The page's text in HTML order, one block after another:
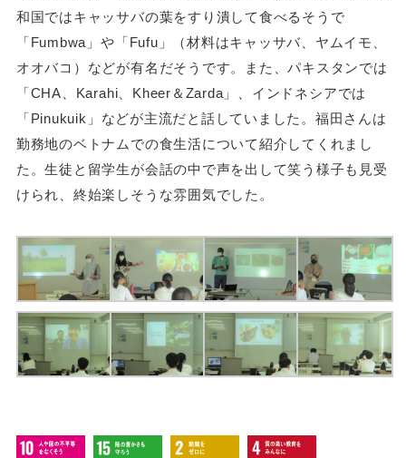
和国ではキャッサバの葉をすり潰して食べるそうで
「Fumbwa」や「Fufu」（材料はキャッサバ、ヤムイモ、
オオバコ）などが有名だそうです。また、パキスタンでは
「CHA、Karahi、Kheer＆Zarda」、インドネシアでは
「Pinukuik」などが主流だと話していました。福田さんは
勤務地のベトナムでの食生活について紹介してくれまし
た。生徒と留学生が会話の中で声を出して笑う様子も見受
けられ、終始楽しそうな雰囲気でした。